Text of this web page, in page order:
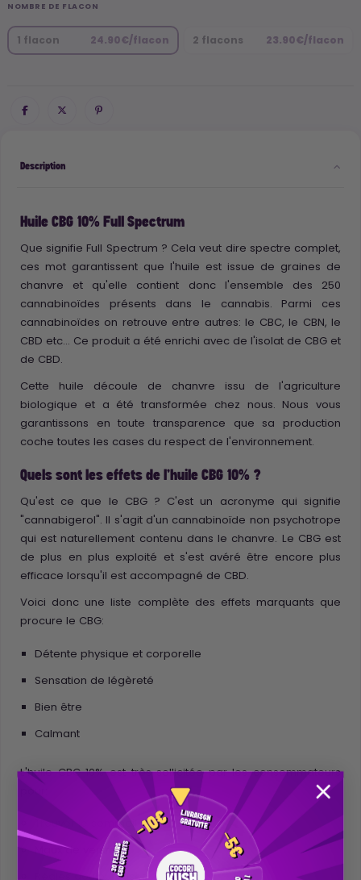
NOMBRE DE FLACON
1 flacon 24.90€/flacon 2 flacons 23.90€/flacon
Description
Huile CBG 10% Full Spectrum
Que signifie Full Spectrum ? Cela veut dire spectre complet,
ces mot garantissent que l'huile est issue de graines de
chanvre et qu'elle contient donc l'ensemble des 250
cannabinoïdes présents dans le cannabis. Parmi ces
cannabinoïdes on retrouve entre autres: le CBC, le CBN, le
CBD etc... Ce produit a été enrichi avec de l'isolat de CBG et
de CBD.
Cette huile découle de chanvre issu de l'agriculture
biologique et a été transformée chez nous. Nous vous
garantissons en toute transparence que sa production
coche toutes les cases du respect de l'environnement.
Quels sont les effets de l'huile CBG 10% ?
Qu'est ce que le CBG ? C'est un acronyme qui signifie
"cannabigerol". Il s'agit d'un cannabinoïde non psychotrope
qui est naturellement contenu dans le chanvre. Le CBG est
de plus en plus exploité et s'est avéré être encore plus
efficace lorsqu'il est accompagné de CBD.
Voici donc une liste complète des effets marquants que
procure le CBG:
Détente physique et corporelle
Sensation de légèreté
Bien être
Calmant
L'huile CBG 10% est très sollicitée par les consommateurs
Trouver le sommeil
Maux de ventre
Règles douloureuses